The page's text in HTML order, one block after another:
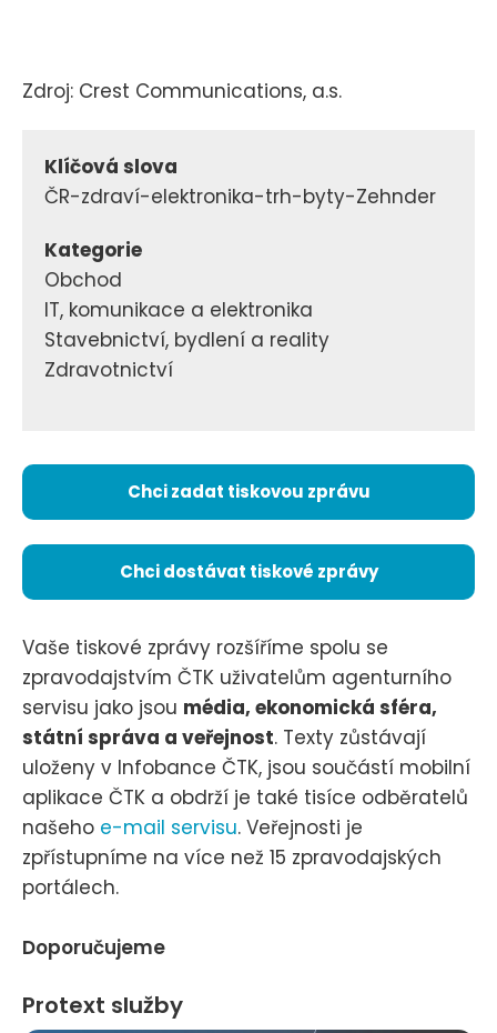
Zdroj: Crest Communications, a.s.
Klíčová slova
ČR-zdraví-elektronika-trh-byty-Zehnder
Kategorie
Obchod
IT, komunikace a elektronika
Stavebnictví, bydlení a reality
Zdravotnictví
Chci zadat tiskovou zprávu
Chci dostávat tiskové zprávy
Vaše tiskové zprávy rozšíříme spolu se
zpravodajstvím ČTK uživatelům agenturního
servisu jako jsou média, ekonomická sféra,
státní správa a veřejnost. Texty zůstávají
uloženy v Infobance ČTK, jsou součástí mobilní
aplikace ČTK a obdrží je také tisíce odběratelů
našeho e-mail servisu. Veřejnosti je
zpřístupníme na více než 15 zpravodajských
portálech.
Doporučujeme
Protext služby